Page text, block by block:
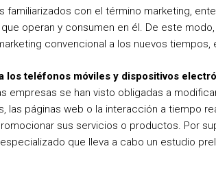
familiarizados con el término marketing,
operan y consumen en él. De este
convencional a los nuevos tiempos,
los teléfonos móviles y dispositivos
empresas se han visto obligadas a
las páginas web o la interacción a tiempo
sus servicios o productos. Por
que lleva a cabo un estudio